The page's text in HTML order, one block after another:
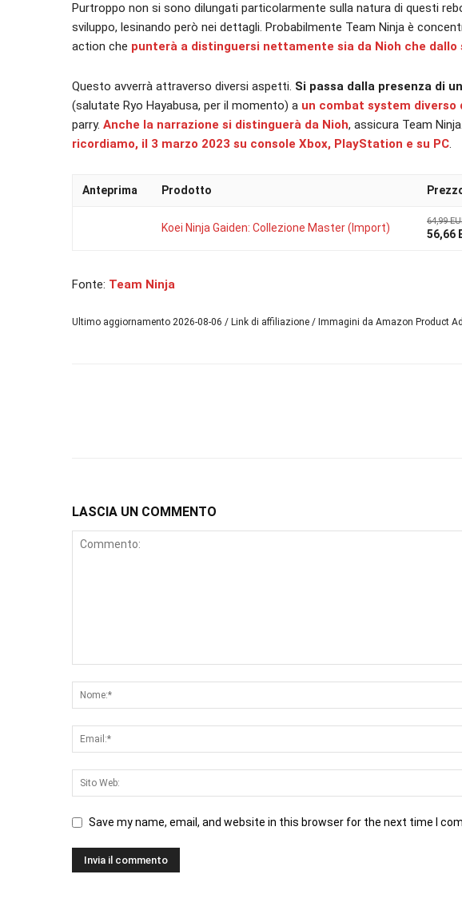
Purtroppo non si sono dilungati particolarmente sulla natura di questi
sviluppo, lesinando però nei dettagli. Probabilmente Team Ninja è
action che punterà a distinguersi nettamente sia da Nioh che dallo
Questo avverrà attraverso diversi aspetti. Si passa dalla presenza di
(salutate Ryo Hayabusa, per il momento) a un combat system diverso
parry. Anche la narrazione si distinguerà da Nioh, assicura Team Ninja.
ricordiamo, il 3 marzo 2023 su console Xbox, PlayStation e su PC.
Anteprima Prodotto
Koei Ninja Gaiden: Collezione Master (Import)
64,99
56,66
Fonte: Team Ninja
Ultimo aggiornamento 2026-08-06 / Link di affiliazione / Immagini da Amazon Product
LASCIA UN COMMENTO
Save my name, email, and website in this browser for the next time I